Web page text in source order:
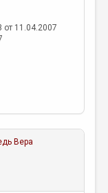
от 11.04.2007
Вера